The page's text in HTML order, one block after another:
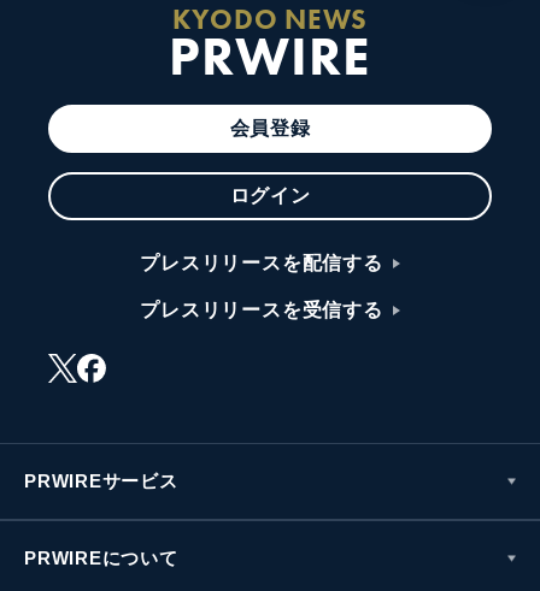
KYODO NEWS
PRWIRE
会員登録
ログイン
プレスリリースを配信する
プレスリリースを受信する
PRWIREサービス
PRWIREについて